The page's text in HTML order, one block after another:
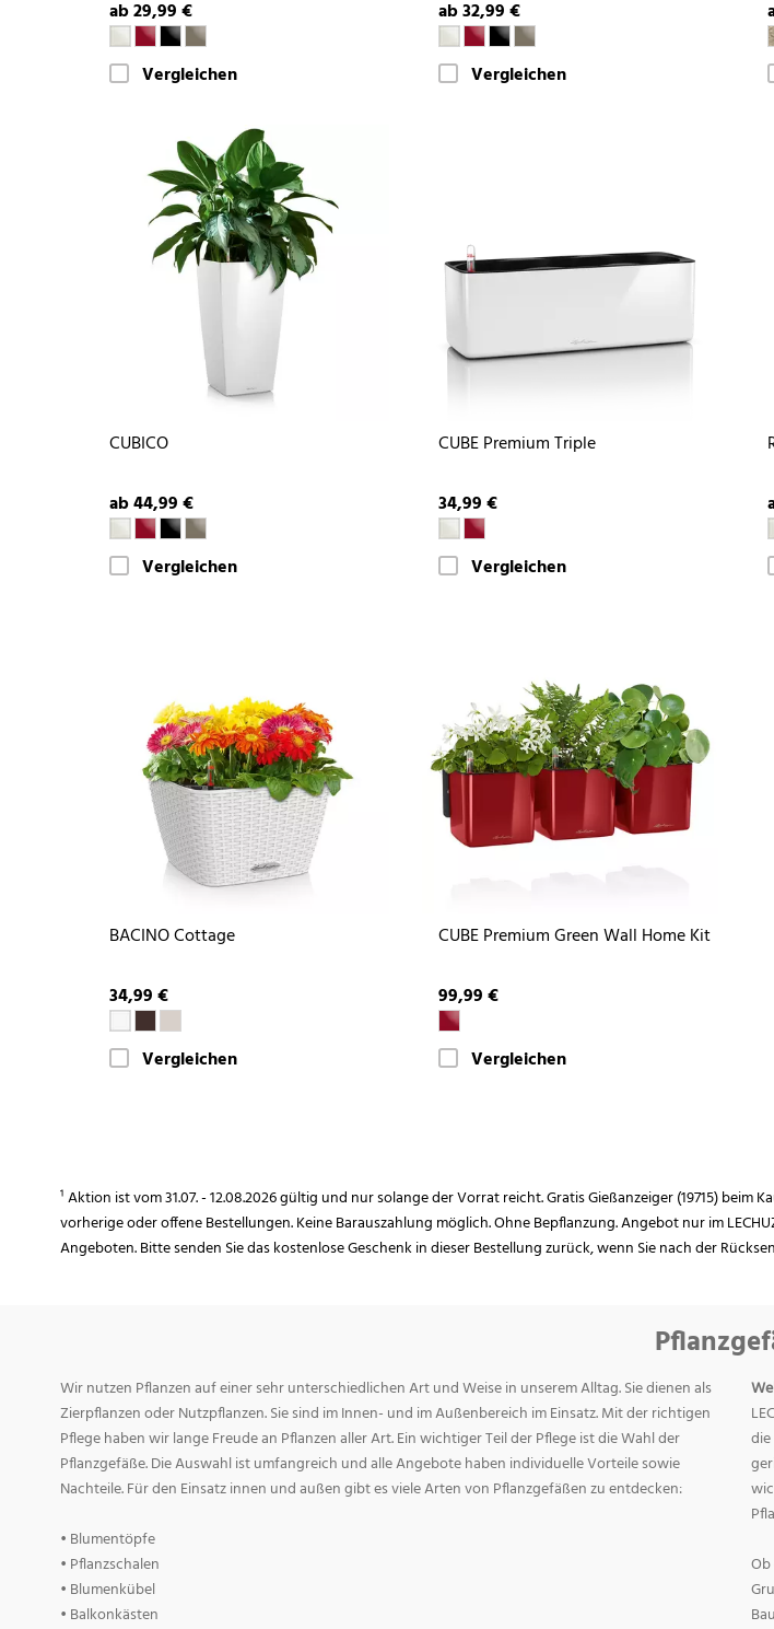
ab 29,99 €
Vergleichen
ab 32,99 €
Vergleichen
CUBICO
ab 44,99 €
Vergleichen
CUBE Premium Triple
34,99 €
Vergleichen
BACINO Cottage
34,99 €
Vergleichen
CUBE Premium Green Wall Home Kit
99,99 €
Vergleichen
¹ Aktion ist vom 31.07. - 12.08.2026 gültig und nur solange der Vorrat reicht. Gratis Gießanzeiger (19715)
vorherige oder offene Bestellungen. Keine Barauszahlung möglich. Ohne Bepflanzung. Angebot nur im
Angeboten. Bitte senden Sie das kostenlose Geschenk in dieser Bestellung zurück, wenn Sie nach der
Wir nutzen Pflanzen auf einer sehr unterschiedlichen Art und Weise in unserem Alltag. Sie dienen als
Zierpflanzen oder Nutzpflanzen. Sie sind im Innen- und im Außenbereich im Einsatz. Mit der richtigen
Pflege haben wir lange Freude an Pflanzen aller Art. Ein wichtiger Teil der Pflege ist die Wahl der
Pflanzgefäße. Die Auswahl ist umfangreich und alle Angebote haben individuelle Vorteile sowie
Nachteile. Für den Einsatz innen und außen gibt es viele Arten von Pflanzgefäßen zu entdecken:
• Blumentöpfe
• Pflanzschalen
• Blumenkübel
• Balkonkästen